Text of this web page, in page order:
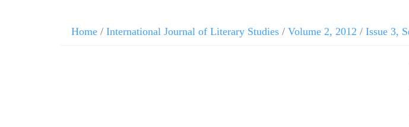
Home / International Journal of Literary Studies / Volume 2, 2012 / Issue 3,